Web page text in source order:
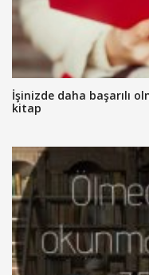
İşinizde daha başarılı
kitap